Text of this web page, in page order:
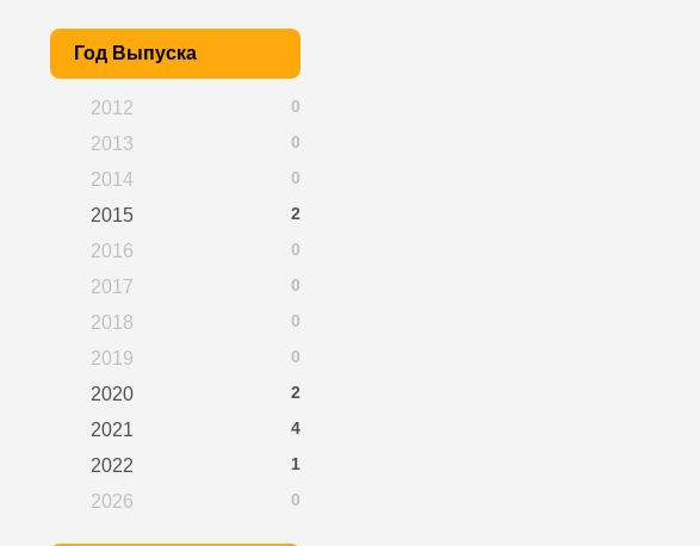
Год Выпуска
0
2012
0
2013
0
2014
2
2015
0
2016
0
2017
0
2018
0
2019
2
2020
4
2021
1
2022
0
2026